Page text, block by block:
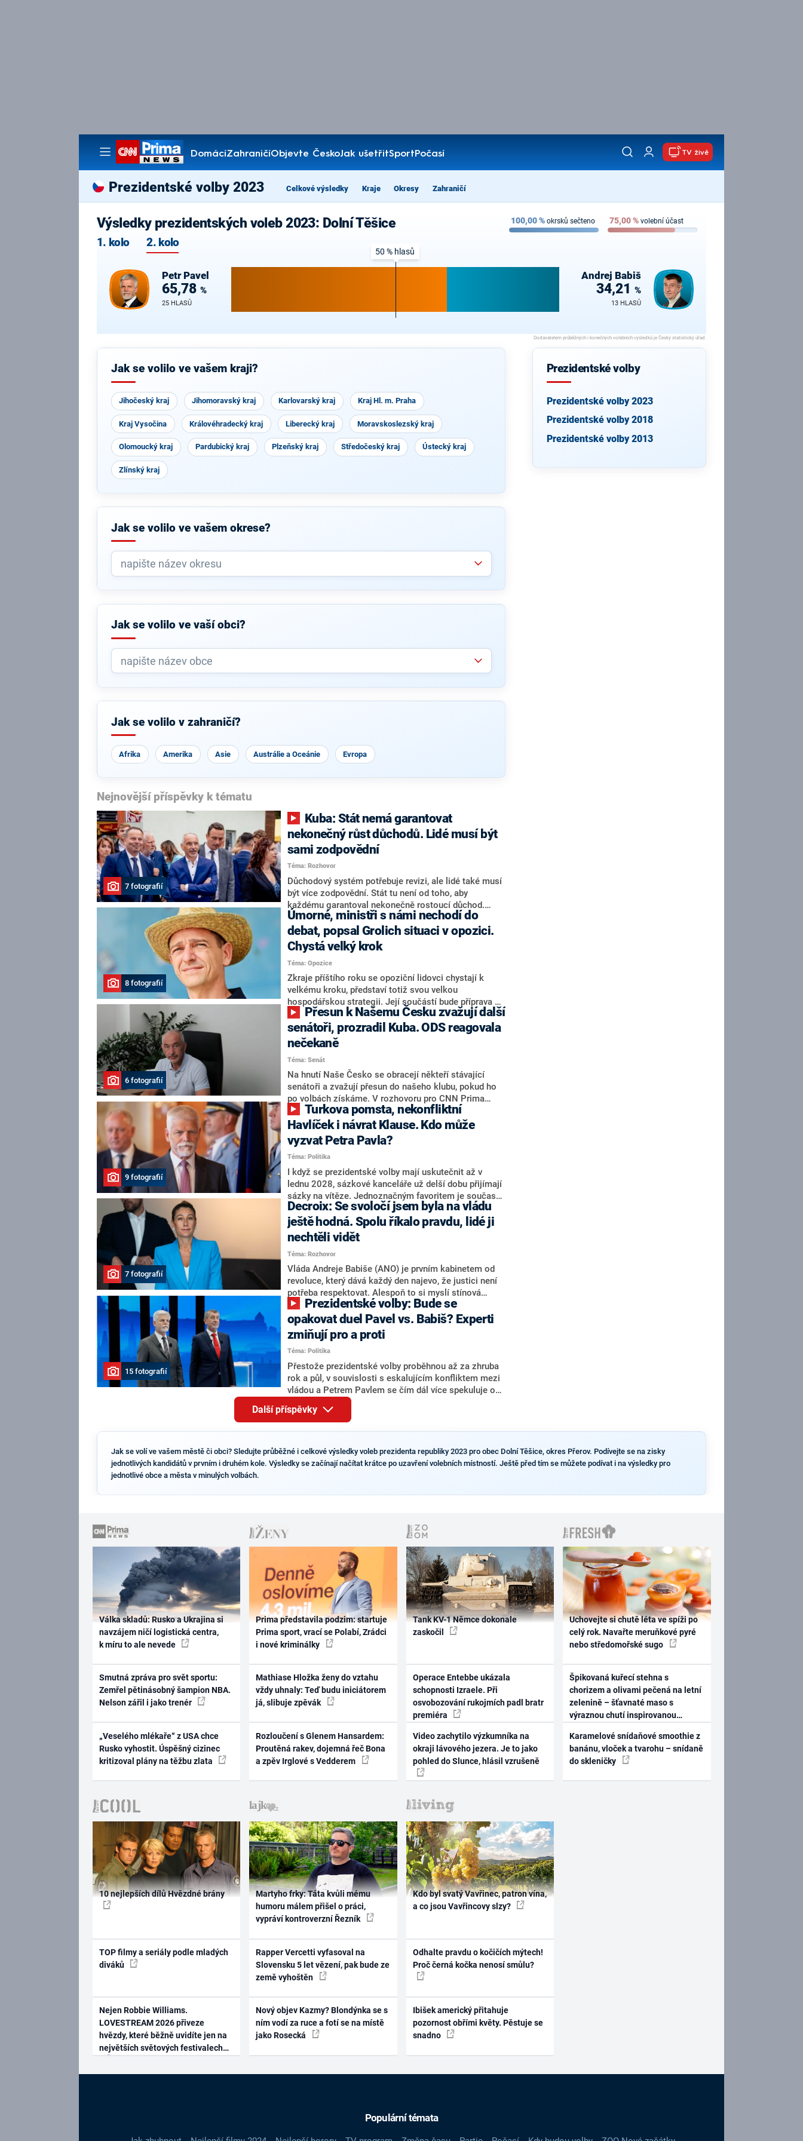
DomácíZahraničíObjevte ČeskoJak ušetřitSportPočasí
Pořady
TV živě
Prezidentské volby 2023 Celkové výsledky Kraje Okresy Zahraničí
Výsledky prezidentských voleb 2023: Dolní Těšice
1. kolo 2. kolo
100,00% okrsků sečteno 75,00% volební účast
Petr Pavel
65,78 %
25 HLASŮ
50 % hlasů
Andrej Babiš
34,21%
13 HLASŮ
Jak se volilo ve vašem kraji?
Jihočeský kraj Jihomoravský kraj Karlovarský kraj Kraj Hl. m. Praha
Kraj Vysočina Královéhradecký kraj Liberecký kraj Moravskoslezský kraj
Olomoucký kraj Pardubický kraj Plzeňský kraj Středočeský kraj Ústecký kraj
Zlínský kraj
Jak se volilo ve vašem okrese?
Jak se volilo ve vaší obci?
Jak se volilo v zahraničí?
Afrika Amerika Asie Austrálie a Oceánie Evropa
Nejnovější příspěvky k tématu
7 fotografií
nekonečný růst důchodů. Lidé musí být
sami zodpovědní
Téma: Rozhovor
Důchodový systém potřebuje revizi, ale lidé také musí
být více zodpovědní. Stát tu není od toho, aby
každému garantoval nekonečně rostoucí důchod.
Chybí tu nový systém a my ho představíme,řekl
hejtman Jihočeského kraje a předseda hnutí Naše
Česko Martin Kuba v rozhovoru pro CNN Prima NEWS.
V čele státu pak podle něj nemůže být člověk, který by
střetem zájmů omezoval čerpání financí a rozvoj,
dodal. Řešení u Andreje Babiše ale hodnotit nechtěl.
8 fotografií
Úmorné, ministři s námi nechodí do
debat, popsal Grolich situaci v opozici.
Chystá velký krok
Téma: Opozice
Zkraje příštího roku se opoziční lidovci chystají k
velkému kroku, představí totiž svou velkou
hospodářskou strategii. Její součástí bude příprava na
stárnutí populace, řekl ve středu na setkání s novináři
nový předseda lidovců Jan Grolich. Ten zároveň v
senátních volbách kandiduje ve Vyškově. Popsal i
aktivitu opozice, o níž vládní strany nebo političtí
komentátoři mluví jako o slabé a v defenzivě. „Je to
úmorná práce upozorňovat na chyby vlády. Ministři s
námi navíc nechodí do debat. Chceme ale ukazovat
svoje témata,“ odpověděl Grolich na dotaz CNN Prima
NEWS.
6 fotografií
senátoři, prozradil Kuba. ODS reagovala
nečekaně
Téma: Senát
Na hnutí Naše Česko se obracejí někteří stávající
senátoři a zvažují přesun do našeho klubu, pokud ho
po volbách získáme. V rozhovoru pro CNN Prima
NEWS to řekl zakladatel hnutí a jihočeský hejtman
Martin Kuba. Konkrétní nebyl, ale získat by takto mohl
například senátora Zdeňka Hrabu, který je dnes
součástí klubu ODS a TOP 09. Hraba to na dotaz
redakce nevyloučil. Předseda klubu senátorů ODS
Zdeněk Nytra redakci řekl, že počítá s odchodem
některých senátorů z klubu a že Naše Česko není
nepřítel, ale soupeř.
9 fotografií
Havlíček i návrat Klause. Kdo může
vyzvat Petra Pavla?
Téma: Politika
I když se prezidentské volby mají uskutečnit až v
lednu 2028, sázkové kanceláře už delší dobu přijímají
sázky na vítěze. Jednoznačným favoritem je současná
hlava státu Petr Pavel. Daleko za ním pak bookmakeři
zmiňují dva výrazné politiky ANO, tedy premiéra
Andreje Babiše a ministra průmyslu Karla Havlíčka.
Oblíbeným tipem samotných sázkařů je poslanec za
Motoristy Filip Turek. Politolog Jan Kubáček nicméně
o případné kandidatuře kohokoliv ze zmíněné trojice
značně pochybuje. Podle něj současná koalice dosud
nemá osobu, která by Pavlovi mohla konkurovat.
7 fotografií
Decroix: Se svoločí jsem byla na vládu
ještě hodná. Spolu říkalo pravdu, lidé ji
nechtěli vidět
Téma: Rozhovor
Vláda Andreje Babiše (ANO) je prvním kabinetem od
revoluce, který dává každý den najevo, že justici není
potřeba respektovat. Alespoň to si myslí stínová
ministryně spravedlnosti ODS Eva Decroix. V
rozhovoru pro CNN Prima NEWS si nebrala servítky
ohledně politického výkonu svého nástupce Jeronýma
Tejce (za ANO) či vládní zmocněnkyně pro lidská
práva Taťány Malé (ANO). Označením „svoloč“ na
adresu vlády prý byla ještě hodná. Decroix se také
vrátila k volební porážce koalice Spolu či promluvila o
hnutí Naše Česko Martina Kuby.
15 fotografií
opakovat duel Pavel vs. Babiš? Experti
zmiňují pro a proti
Téma: Politika
Přestože prezidentské volby proběhnou až za zhruba
rok a půl, v souvislosti s eskalujícím konfliktem mezi
vládou a Petrem Pavlem se čím dál více spekuluje o
tom, koho by do bitvy o Hrad mohla vyslat současná
koalice. Někteří političtí komentátoři znovu vytahují
jméno premiéra Andreje Babiše (ANO). Jak moc je
bude znovu opakovat souboj z roku 2023?
Další příspěvky
Prezidentské volby
Prezidentské volby 2023
Prezidentské volby 2018
Prezidentské volby 2013
Jak se volí ve vašem městě či obci? Sledujte průběžné i celkové výsledky voleb prezidenta republiky 2023 pro obec Dolní Těšice, okres Přerov. Podívejte se na zisky
jednotlivých kandidátů v prvním i druhém kole. Výsledky se začínají načítat krátce po uzavření volebních místností. Ještě před tím se můžete podívat i na výsledky pro
jednotlivé obce a města v minulých volbách.
Válka skladů: Rusko a Ukrajina si
navzájem ničí logistická centra,
k míru to ale nevede
Smutná zpráva pro svět sportu:
Zemřel pětinásobný šampion NBA.
Nelson zářil i jako trenér
„Veselého mlékaře“ z USA chce
Rusko vyhostit. Úspěšný cizinec
kritizoval plány na těžbu zlata
Prima představila podzim: startuje
Prima sport, vrací se Polabí, Zrádci
i nové kriminálky
Mathiase Hložka ženy do vztahu
vždy uhnaly: Teď budu iniciátorem
já, slibuje zpěvák
Rozloučení s Glenem Hansardem:
Proutěná rakev, dojemná řeč Bona
a zpěv Irglové s Vedderem
Tank KV-1 Němce dokonale
zaskočil
Operace Entebbe ukázala
schopnosti Izraele. Při
osvobozování rukojmích padl bratr
premiéra
Video zachytilo výzkumníka na
okraji lávového jezera. Je to jako
pohled do Slunce, hlásil vzrušeně
Uchovejte si chutě léta ve spíži po
celý rok. Navařte meruňkové pyré
nebo středomořské sugo
Špikovaná kuřecí stehna s
chorizem a olivami pečená na letní
zelenině – šťavnaté maso s
výraznou chutí inspirovanou
Karamelové snídaňové smoothie z
banánu, vloček a tvarohu – snídaně
do skleničky
10 nejlepších dílů Hvězdné brány
TOP filmy a seriály podle mladých
diváků
Nejen Robbie Williams.
LOVESTREAM 2026 přiveze
hvězdy, které běžně uvidíte jen na
největších světových festivalech
Martyho frky: Táta kvůli mému
humoru málem přišel o práci,
vypráví kontroverzní Řezník
Rapper Vercetti vyfasoval na
Slovensku 5 let vězení, pak bude ze
země vyhoštěn
Nový objev Kazmy? Blondýnka se s
ním vodí za ruce a fotí se na místě
jako Rosecká
Kdo byl svatý Vavřinec, patron vína,
a co jsou Vavřincovy slzy?
Odhalte pravdu o kočičích mýtech!
Proč černá kočka nenosí smůlu?
Ibišek americký přitahuje
pozornost obřími květy. Pěstuje se
snadno
Populární témata